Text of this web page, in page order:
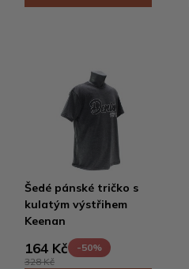
Šedé pánské tričko s
kulatým výstřihem
Keenan
164 Kč
-50%
328 Kč